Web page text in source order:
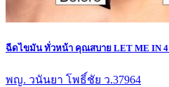
ฉีดไขมัน ทั่วหน้า คุณสบาย LET ME IN
พญ. วนันยา โพธิ์ชัย ว.37964